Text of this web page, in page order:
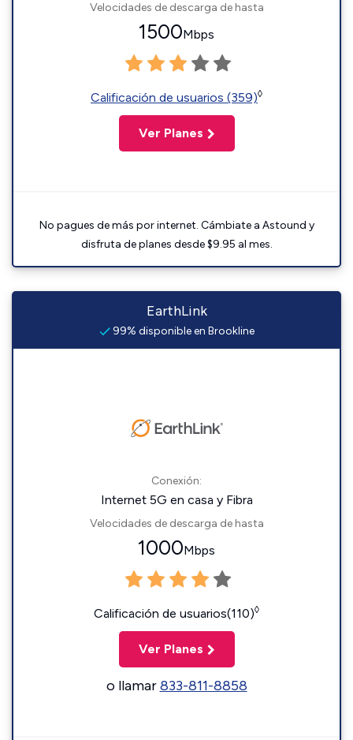
Velocidades de descarga de hasta
1500Mbps
Calificación de usuarios (359)◊
Ver Planes
No pagues de más por internet. Cámbiate a Astound y
disfruta de planes desde $9.95 al mes.
EarthLink
99% disponible en Brookline
Conexión:
Internet 5G en casa y Fibra
Velocidades de descarga de hasta
1000Mbps
Calificación de usuarios(110)◊
Ver Planes
o llamar833-811-8858